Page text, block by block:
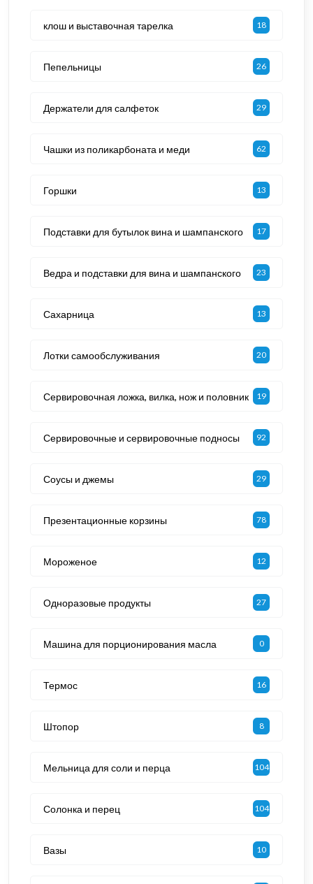
клош и выставочная тарелка 18
Пепельницы 26
Держатели для салфеток 29
Чашки из поликарбоната и меди 62
Горшки 13
Подставки для бутылок вина и шампанского 17
Ведра и подставки для вина и шампанского 23
Сахарница 13
Лотки самообслуживания 20
Сервировочная ложка, вилка, нож и половник 19
Сервировочные и сервировочные подносы 92
Соусы и джемы 29
Презентационные корзины 78
Мороженое 12
Одноразовые продукты 27
Машина для порционирования масла 0
Термос 16
Штопор 8
Мельница для соли и перца 104
Солонка и перец 104
Вазы 10